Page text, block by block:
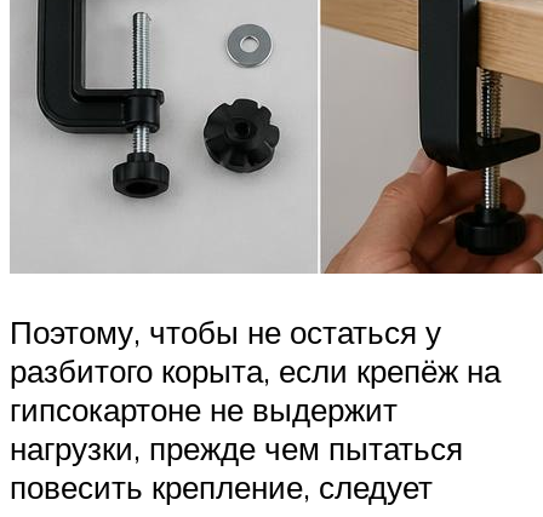
Поэтому, чтобы не остаться у
разбитого корыта, если крепёж на
гипсокартоне не выдержит
нагрузки, прежде чем пытаться
повесить крепление, следует